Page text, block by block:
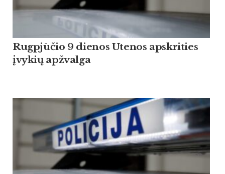
Rugpjūčio 9 dienos Utenos apskrities
įvykių apžvalga